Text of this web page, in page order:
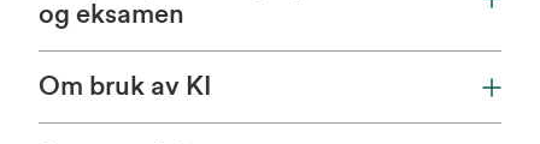
og eksamen
Om bruk av KI